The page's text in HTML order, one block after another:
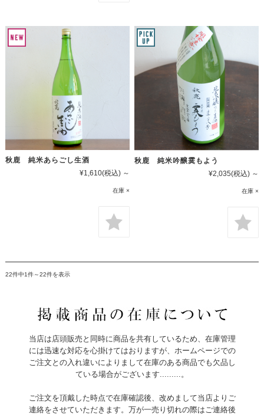
秋鹿 純米あらごし生酒
¥1,610(税込) ～
在庫 ×
秋鹿 純米吟醸霙もよう
¥2,035(税込) ～
在庫 ×
22件中1件～22件を表示
当店は店頭販売と同時に商品を共有しているため、在庫管理
には迅速な対応を心掛けてはおりますが、ホームページでの
ご注文との入れ違いによりまして在庫のある商品でも欠品し
ている場合がございます.........。
ご注文を頂戴した時点で在庫確認後、改めまして当店よりご
連絡をさせていただきます。万が一売り切れの際はご連絡後